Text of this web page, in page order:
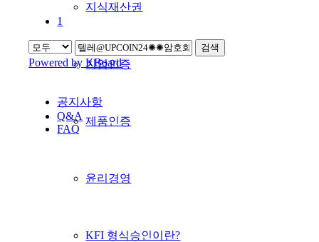
지식재산권
기업인증
제품인증
윤리경영
KFI 형식승인이란?
1
검색
Powered by KBoard
공지사항
Q&A
FAQ